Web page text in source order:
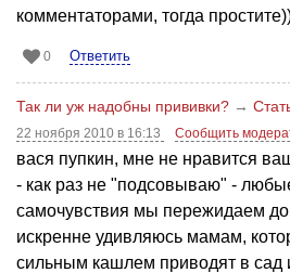
комментаторами, тогда
0 Ответить
Так ли уж надобны прививки? →
22 ноября 2010 в 16:13 Сообщить
вася пупкин, мне не нравится
- как раз не "подсовываю" -
самочувствия мы пережидаем
искренне удивляюсь мамам,
сильным кашлем приводят в сад